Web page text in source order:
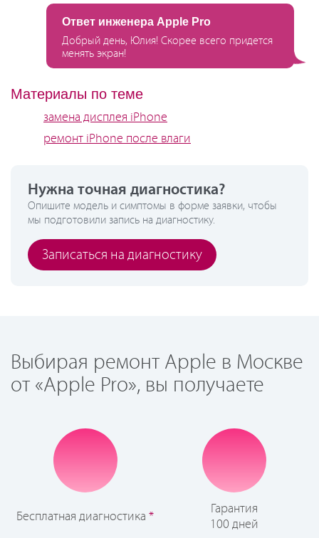
Ответ инженера Apple Pro
Добрый день, Юлия! Скорее всего придется
менять экран!
Материалы по теме
замена дисплея iPhone
ремонт iPhone после влаги
Нужна точная диагностика?
Опишите модель и симптомы в форме заявки, чтобы
мы подготовили запись на диагностику.
Записаться на диагностику
Выбирая ремонт Apple в Москве
от «Apple Pro», вы получаете
Бесплатная диагностика *
Гарантия
100 дней